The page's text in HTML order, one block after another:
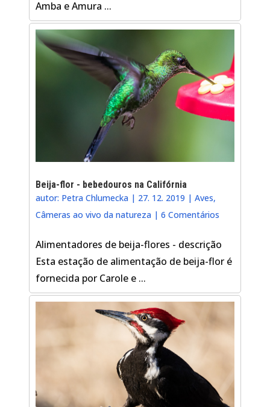
Amba e Amura ...
Beija-flor - bebedouros na Califórnia
autor: Petra Chlumecka | 27. 12. 2019 |Aves,
Câmeras ao vivo da natureza |6 Comentários
Alimentadores de beija-flores - descrição
Esta estação de alimentação de beija-flor é
fornecida por Carole e ...